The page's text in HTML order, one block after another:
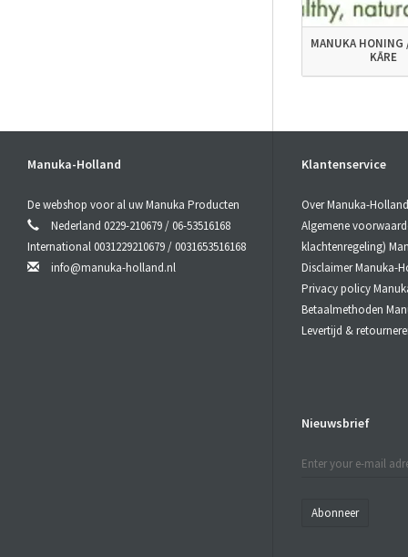
MANUKA
KĀRE
Manuka-Holland
De webshop voor al uw Manuka Producten
Nederland 0229-210679 / 06-53516168
International 0031229210679 / 0031653516168
info@manuka-holland.nl
Klantenservice
Over Manuka-Holland
Algemene
klachtenregeling)
Disclaimer Manuka-
Privacy policy
Betaalmethoden
Levertijd &
Nieuwsbrief
Abonneer